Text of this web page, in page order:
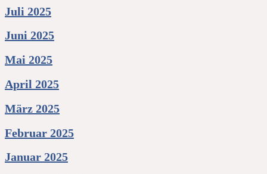
Juli 2025
Juni 2025
Mai 2025
April 2025
März 2025
Februar 2025
Januar 2025